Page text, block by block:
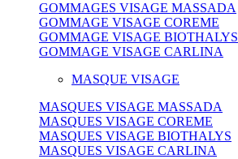
GOMMAGES VISAGE MASSADA
GOMMAGE VISAGE COREME
GOMMAGE VISAGE BIOTHALYS
GOMMAGE VISAGE CARLINA
MASQUE VISAGE
MASQUES VISAGE MASSADA
MASQUES VISAGE COREME
MASQUES VISAGE BIOTHALYS
MASQUES VISAGE CARLINA